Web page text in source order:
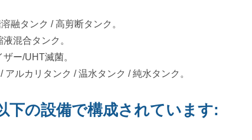
融タンク / 高剪断タンク。
混合タンク。
ー/UHT滅菌。
ルカリタンク / 温水タンク / 純水タンク。
下の設備で構成されています: